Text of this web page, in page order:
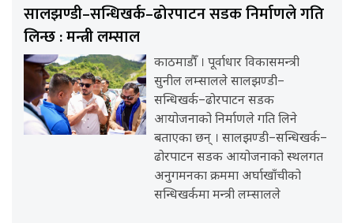
सालझण्डी–सन्धिखर्क–ढोरपाटन सडक निर्माणले गति
लिन्छ : मन्त्री लम्साल
काठमाडौँ । पूर्वाधार विकासमन्त्री
सुनील लम्सालले सालझण्डी–
सन्धिखर्क–ढोरपाटन सडक
आयोजनाको निर्माणले गति लिने
बताएका छन् । सालझण्डी–सन्धिखर्क–
ढोरपाटन सडक आयोजनाको स्थलगत
अनुगमनका क्रममा अर्घाखाँचीको
सन्धिखर्कमा मन्त्री लम्सालले